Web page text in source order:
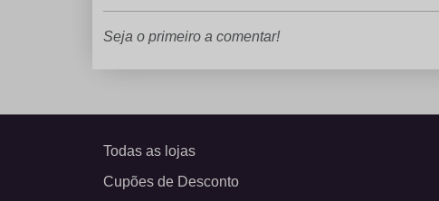
Seja o primeiro a comentar!
Todas as lojas
Cupões de Desconto